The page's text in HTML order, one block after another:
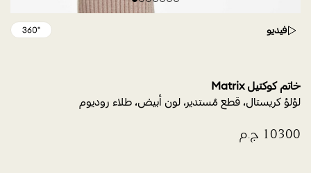
فيديو
خاتم كوكتيل Matrix
لؤلؤ كريستال، قطع مُستدير، لون أبيض، طلاء روديوم